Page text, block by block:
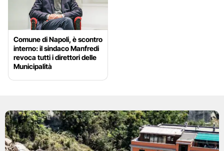
Comune di Napoli, è scontro
interno: il sindaco Manfredi
revoca tutti i direttori delle
Municipalità